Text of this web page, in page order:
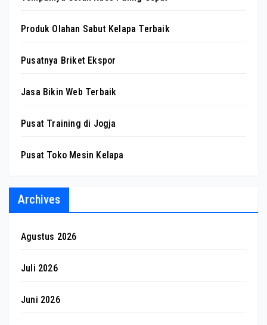
Produk Olahan Sabut Kelapa Terbaik
Pusatnya Briket Ekspor
Jasa Bikin Web Terbaik
Pusat Training di Jogja
Pusat Toko Mesin Kelapa
Archives
Agustus 2026
Juli 2026
Juni 2026